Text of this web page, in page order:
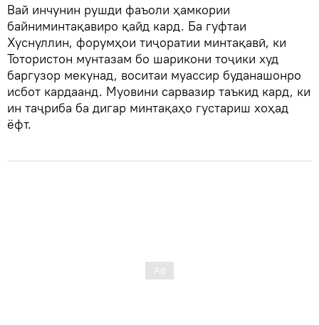
Вай инчунин рушди фаъоли ҳамкории
байниминтақавиро қайд кард. Ба гуфтаи
Хуснуллин, форумҳои тиҷоратии минтақавӣ, ки
Тотористон мунтазам бо шарикони тоҷики худ
баргузор мекунад, воситаи муассир буданашонро
исбот кардаанд. Муовини сарвазир таъкид кард, ки
ин таҷриба ба дигар минтақаҳо густариш хоҳад
ёфт.